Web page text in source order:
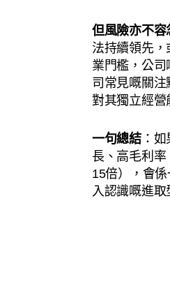
但風險亦不容
法持續領先
業門檻，公
司常見嘅關
對其獨立經營
一句總結：如
長、高毛利
15倍），會
入認識嘅進取